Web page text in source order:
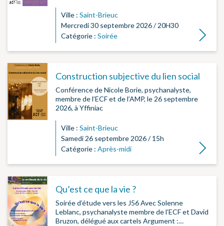
Ville : Saint-Brieuc
Mercredi 30 septembre 2026 / 20H30
Catégorie : Soirée Lire la
Construction subjective du lien social
Conférence de Nicole Borie, psychanalyste,
membre de l’ECF et de l’AMP, le 26 septembre
2026, à Yffiniac
Ville : Saint-Brieuc
Samedi 26 septembre 2026 / 15h
Catégorie : Après-midi Lire la
Qu’est ce que la vie ?
Soirée d’étude vers les J56 Avec Solenne
Leblanc, psychanalyste membre de l’ECF et David
Bruzon, délégué aux cartels Argument :…